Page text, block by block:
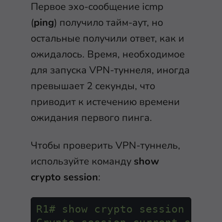
Первое эхо-сообщение icmp
(ping) получило тайм-аут, но
остальные получили ответ, как и
ожидалось. Время, необходимое
для запуска VPN-туннеля, иногда
превышает 2 секунды, что
приводит к истечению времени
ожидания первого пинга.
Чтобы проверить VPN-туннель,
используйте команду show
crypto session:
R1# show crypto
session